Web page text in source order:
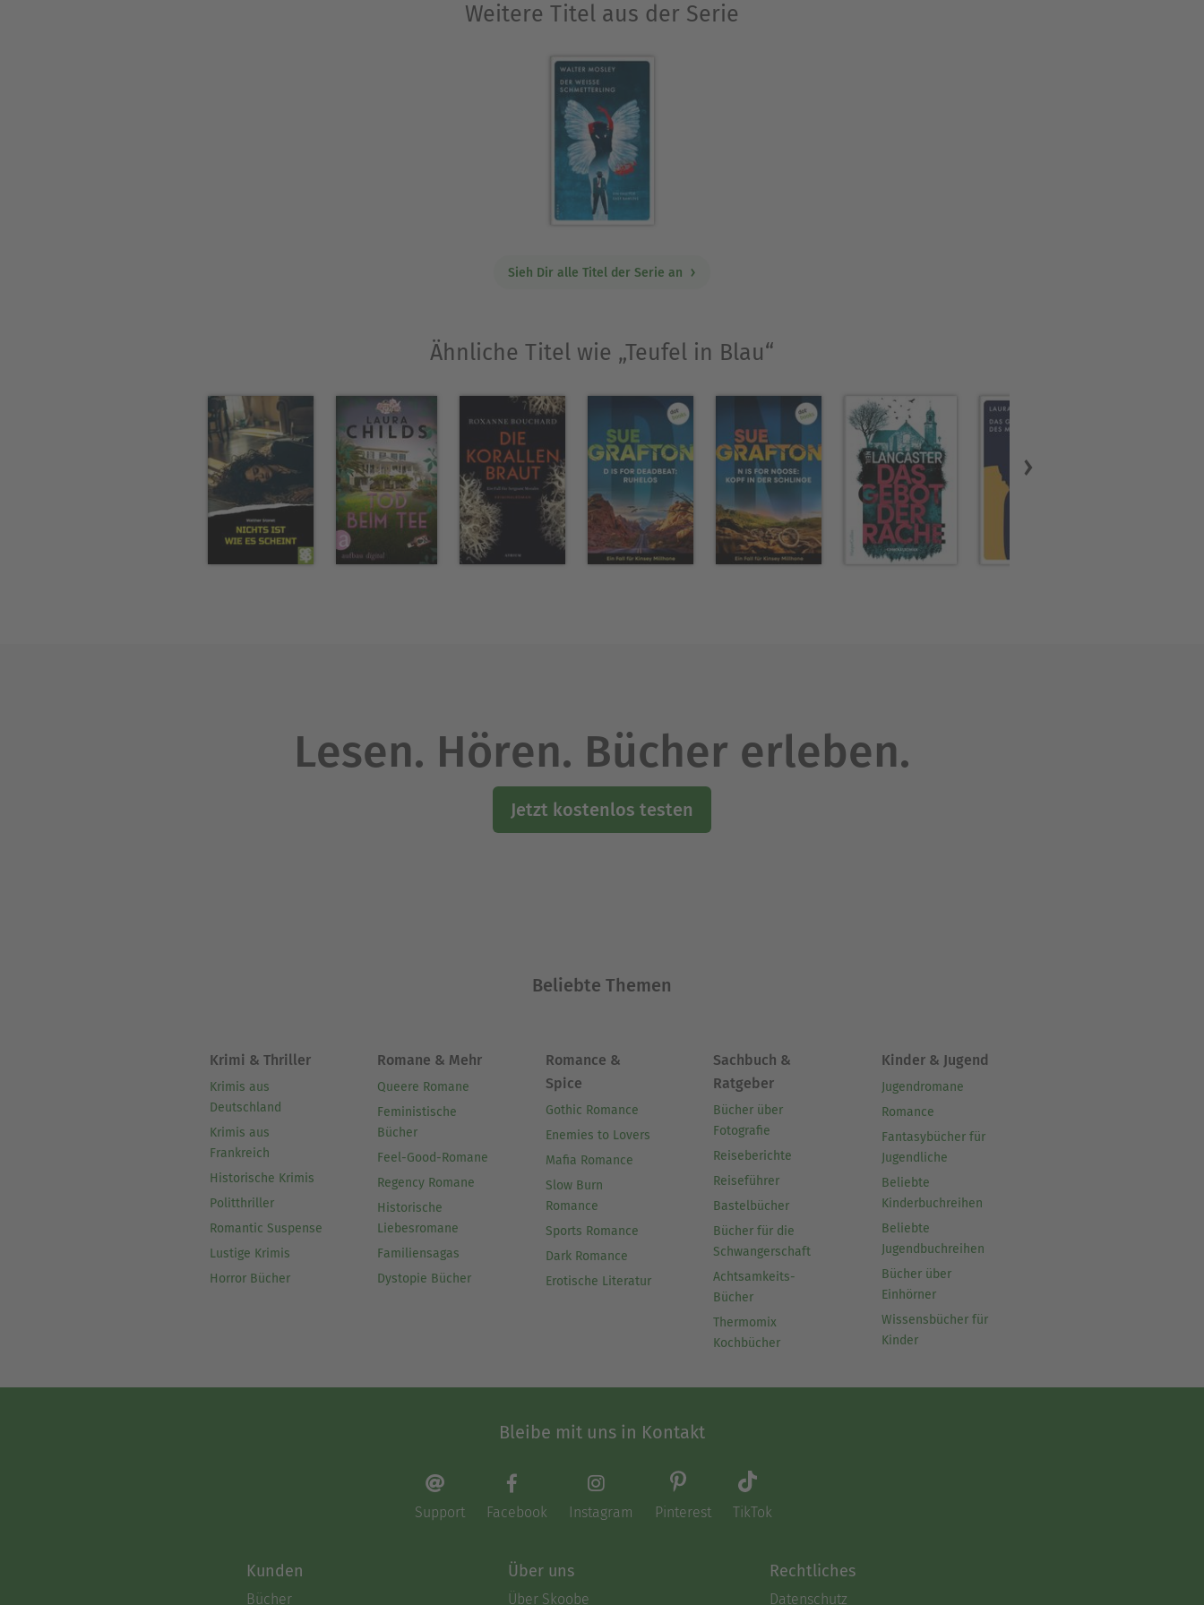
Weitere Titel aus der Serie
Sieh Dir alle Titel der Serie an
Ähnliche Titel wie „Teufel in Blau“
Lesen. Hören. Bücher erleben.
Jetzt kostenlos testen
Beliebte Themen
Krimi & Thriller
Krimis aus
Deutschland
Krimis aus
Frankreich
Historische Krimis
Politthriller
Romantic Suspense
Lustige Krimis
Horror Bücher
Romane & Mehr
Queere Romane
Feministische
Bücher
Feel-Good-Romane
Regency Romane
Historische
Liebesromane
Familiensagas
Dystopie Bücher
Romance &
Spice
Gothic Romance
Enemies to Lovers
Mafia Romance
Slow Burn
Romance
Sports Romance
Dark Romance
Erotische Literatur
Sachbuch &
Ratgeber
Bücher über
Fotografie
Reiseberichte
Reiseführer
Bastelbücher
Bücher für die
Schwangerschaft
Achtsamkeits-
Bücher
Thermomix
Kochbücher
Kinder & Jugend
Jugendromane
Romance
Fantasybücher für
Jugendliche
Beliebte
Kinderbuchreihen
Beliebte
Jugendbuchreihen
Bücher über
Einhörner
Wissensbücher für
Kinder
Bleibe mit uns in Kontakt
Support Facebook Instagram Pinterest TikTok
Kunden
Bücher
Über uns
Über Skoobe
Rechtliches
Datenschutz